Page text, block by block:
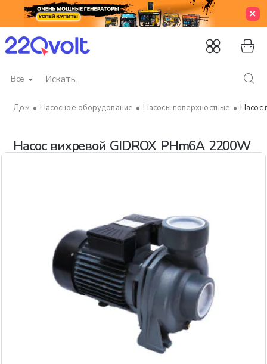
Все
Искать...
Насос вихревой GIDROX PHm6A 2200W
Насосное оборудование Насосы поверхностные Насос